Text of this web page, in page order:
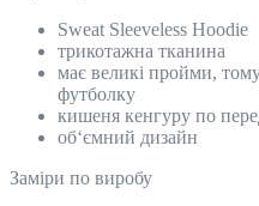
Sweat Sleeveless Hoodie
трикотажна тканина
має великі пройми,
футболку
кишеня кенгуру по
об‘ємний дизайн
Замiри по виробу